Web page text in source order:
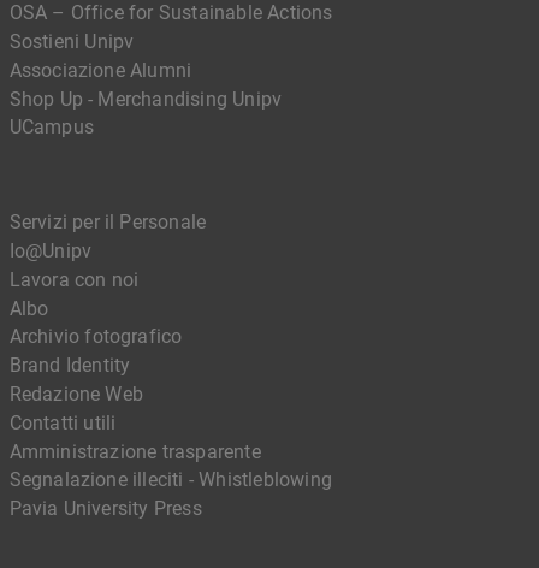
OSA – Office for Sustainable Actions
Sostieni Unipv
Associazione Alumni
Shop Up - Merchandising Unipv
UCampus
Servizi per il Personale
Io@Unipv
Lavora con noi
Albo
Archivio fotografico
Brand Identity
Redazione Web
Contatti utili
Amministrazione trasparente
Segnalazione illeciti - Whistleblowing
Pavia University Press